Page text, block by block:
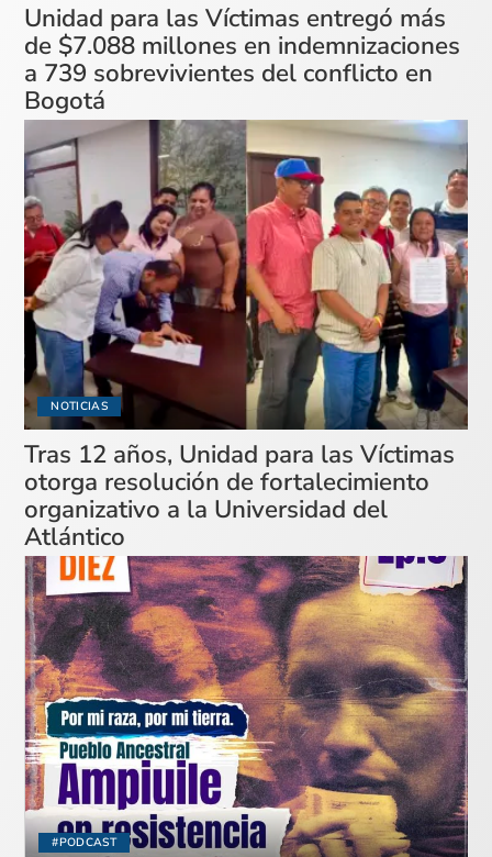
Unidad para las Víctimas entregó más
de $7.088 millones en indemnizaciones
a 739 sobrevivientes del conflicto en
Bogotá
NOTICIAS
Tras 12 años, Unidad para las Víctimas
otorga resolución de fortalecimiento
organizativo a la Universidad del
Atlántico
#PODCAST